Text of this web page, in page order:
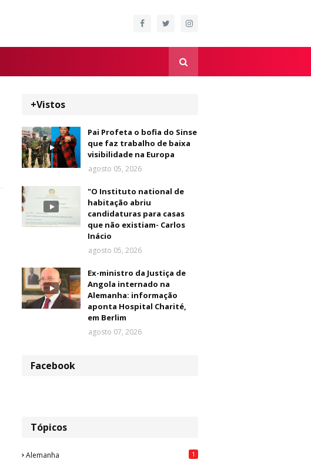
+Vistos
Pai Profeta o bofia do Sinse
que faz trabalho de baixa
visibilidade na Europa
agosto 05, 2026
"O Instituto national de
habitação abriu
candidaturas para casas
que não existiam- Carlos
Inácio
agosto 05, 2026
Ex-ministro da Justiça de
Angola internado na
Alemanha: informação
aponta Hospital Charité,
em Berlim
agosto 07, 2026
Facebook
Tópicos
Alemanha 1